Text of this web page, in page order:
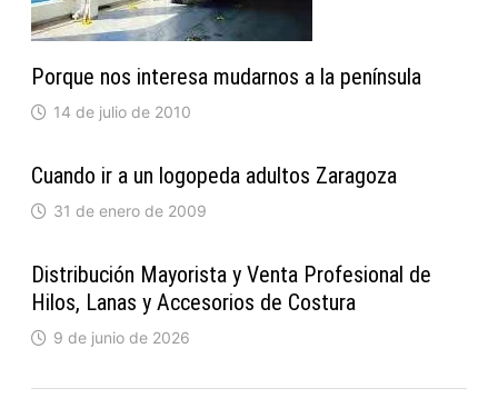
Porque nos interesa mudarnos a la península
14 de julio de 2010
Cuando ir a un logopeda adultos Zaragoza
31 de enero de 2009
Distribución Mayorista y Venta Profesional de
Hilos, Lanas y Accesorios de Costura
9 de junio de 2026